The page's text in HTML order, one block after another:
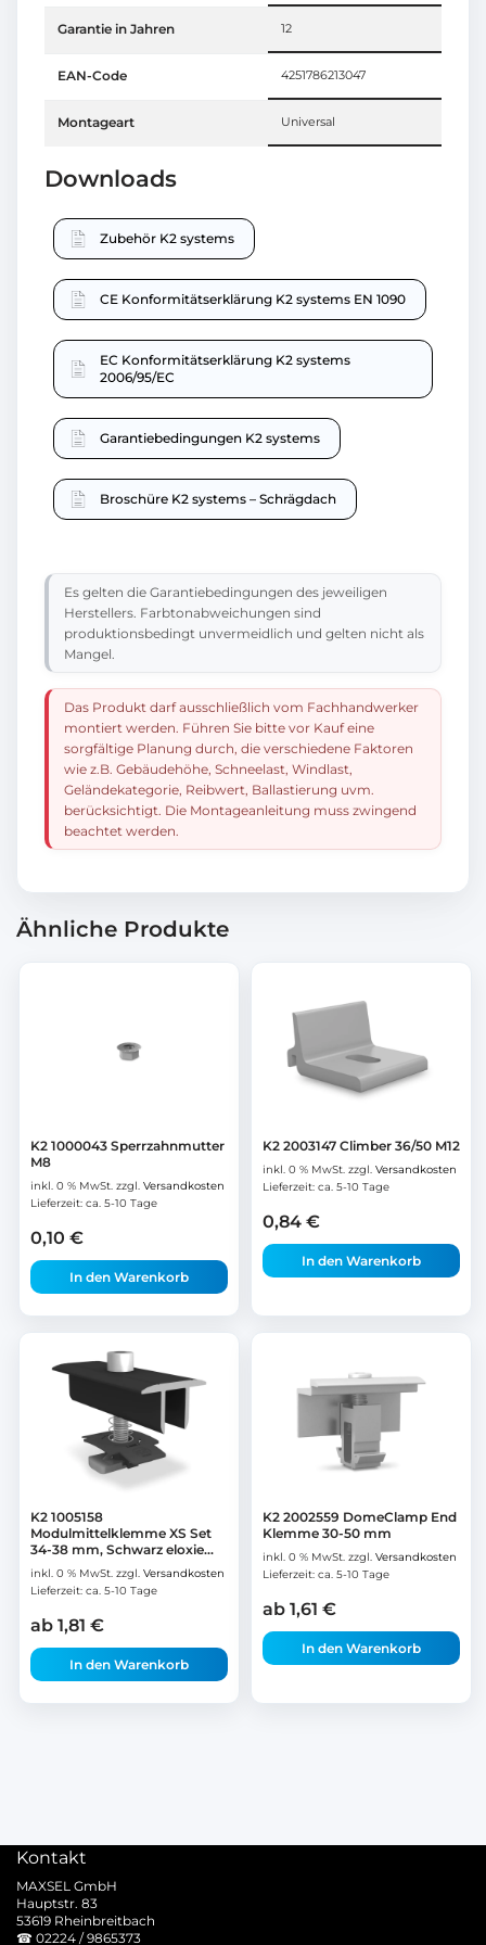
Garantie in Jahren 12
EAN-Code 4251786213047
Montageart Universal
Downloads
Zubehör K2 systems
CE Konformitätserklärung K2 systems EN 1090
EC Konformitätserklärung K2 systems
2006/95/EC
Garantiebedingungen K2 systems
Broschüre K2 systems – Schrägdach
Es gelten die Garantiebedingungen des jeweiligen
Herstellers. Farbtonabweichungen sind
produktionsbedingt unvermeidlich und gelten nicht als
Mangel.
Das Produkt darf ausschließlich vom Fachhandwerker
montiert werden. Führen Sie bitte vor Kauf eine
sorgfältige Planung durch, die verschiedene Faktoren
wie z.B. Gebäudehöhe, Schneelast, Windlast,
Geländekategorie, Reibwert, Ballastierung uvm.
berücksichtigt. Die Montageanleitung muss zwingend
beachtet werden.
Ähnliche Produkte
K2 1000043 Sperrzahnmutter
M8
inkl. 0 % MwSt. zzgl. Versandkosten
Lieferzeit: ca. 5-10 Tage
0,10 €
In den Warenkorb
K2 2003147 Climber 36/50 M12
inkl. 0 % MwSt. zzgl. Versandkosten
Lieferzeit: ca. 5-10 Tage
0,84 €
In den Warenkorb
K2 1005158
Modulmittelklemme XS Set
34-38 mm, Schwarz eloxie...
inkl. 0 % MwSt. zzgl. Versandkosten
Lieferzeit: ca. 5-10 Tage
ab 1,81 €
In den Warenkorb
K2 2002559 DomeClamp End
Klemme 30-50 mm
inkl. 0 % MwSt. zzgl. Versandkosten
Lieferzeit: ca. 5-10 Tage
ab 1,61 €
In den Warenkorb
Kontakt
MAXSEL GmbH
Hauptstr. 83
53619 Rheinbreitbach
☎ 02224 / 9865373